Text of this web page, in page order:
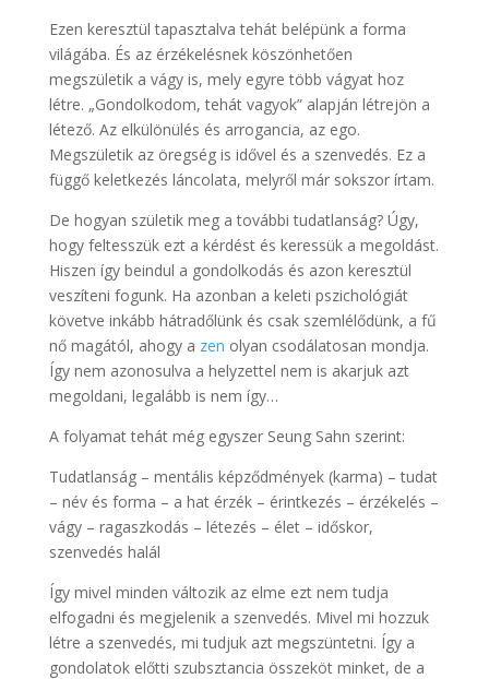
Ezen keresztül tapasztalva tehát belépünk a forma
világába. És az érzékelésnek köszönhetően
megszületik a vágy is, mely egyre több vágyat hoz
létre. „Gondolkodom, tehát vagyok” alapján létrejön a
létező. Az elkülönülés és arrogancia, az ego.
Megszületik az öregség is idővel és a szenvedés. Ez a
függő keletkezés láncolata, melyről már sokszor írtam.
De hogyan születik meg a további tudatlanság? Úgy,
hogy feltesszük ezt a kérdést és keressük a megoldást.
Hiszen így beindul a gondolkodás és azon keresztül
veszíteni fogunk. Ha azonban a keleti pszichológiát
követve inkább hátradőlünk és csak szemlélődünk, a fű
nő magától, ahogy a zen olyan csodálatosan mondja.
Így nem azonosulva a helyzettel nem is akarjuk azt
megoldani, legalább is nem így…
A folyamat tehát még egyszer Seung Sahn szerint:
Tudatlanság – mentális képződmények (karma) – tudat
– név és forma – a hat érzék – érintkezés – érzékelés –
vágy – ragaszkodás – létezés – élet – időskor,
szenvedés halál
Így mivel minden változik az elme ezt nem tudja
elfogadni és megjelenik a szenvedés. Mivel mi hozzuk
létre a szenvedés, mi tudjuk azt megszüntetni. Így a
gondolatok előtti szubsztancia összeköt minket, de a